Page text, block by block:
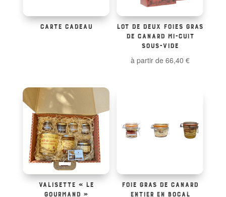
CARTE CADEAU
LOT DE DEUX FOIES GRAS
DE CANARD MI-CUIT
SOUS-VIDE
à partir de 66,40 €
VALISETTE « LE
GOURMAND »
FOIE GRAS DE CANARD
ENTIER EN BOCAL